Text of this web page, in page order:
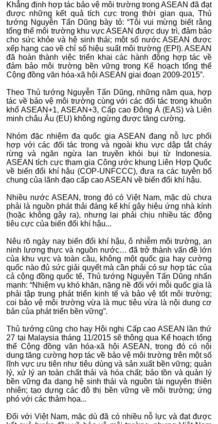
Khẳng định hợp tác bảo vệ môi trường trong ASEAN đã đạt
được những kết quả tích cực trong thời gian qua, Thủ
tướng Nguyễn Tấn Dũng bày tỏ: “Tôi vui mừng biết rằng
tổng thể môi trường khu vực ASEAN được duy trì, đảm bảo
cho sức khỏe và hệ sinh thái; một số nước ASEAN được
xếp hạng cao về chỉ số hiệu suất môi trường (EPI). ASEAN
đã hoàn thành việc triển khai các hành động hợp tác về
đảm bảo môi trường bền vững trong Kế hoạch tổng thể
Cộng đồng văn hóa-xã hội ASEAN giai đoạn 2009-2015”.
Theo Thủ tướng Nguyễn Tấn Dũng, những năm qua, hợp
tác về bảo vệ môi trường cùng với các đối tác trong khuôn
khổ ASEAN+1, ASEAN+3, Cấp cao Đông Á (EAS) và Liên
minh châu Âu (EU) không ngừng được tăng cường.
Nhóm đặc nhiệm đa quốc gia ASEAN đang nỗ lực phối
hợp với các đối tác trong và ngoài khu vực dập tắt cháy
rừng và ngăn ngừa lan truyền khói bụi từ Indonesia.
ASEAN tích cực tham gia Công ước khung Liên Hợp Quốc
về biến đổi khí hậu (COP-UNFCCC), đưa ra các tuyên bố
chung của lãnh đạo cấp cao ASEAN về biến đổi khí hậu.
Nhiều nước ASEAN, trong đó có Việt Nam, mặc dù chưa
phải là nguồn phát thải đáng kể khí gây hiệu ứng nhà kính
(hoặc không gây ra), nhưng lại phải chịu nhiều tác động
tiêu cực của biến đổi khí hậu...
Nêu rõ ngày nay biến đổi khí hậu, ô nhiễm môi trường, an
ninh lương thực và nguồn nước… đã trở thành vấn đề lớn
của khu vực và toàn cầu, không một quốc gia hay cường
quốc nào đủ sức giải quyết mà cần phải có sự hợp tác của
cả cộng đồng quốc tế, Thủ tướng Nguyễn Tấn Dũng nhấn
mạnh: “Nhiệm vụ khó khăn, nặng nề đối với mỗi quốc gia là
phải tập trung phát triển kinh tế và bảo vệ tốt môi trường;
coi bảo vệ môi trường vừa là mục tiêu vừa là nội dung cơ
bản của phát triển bền vững”.
Thủ tướng cũng cho hay Hội nghị Cấp cao ASEAN lần thứ
27 tại Malaysia tháng 11/2015 sẽ thông qua Kế hoạch tổng
thể Cộng đồng văn hóa-xã hội ASEAN, trong đó có nội
dung tăng cường hợp tác về bảo vệ môi trường trên một số
lĩnh vực ưu tiên như tiêu dùng và sản xuất bền vững; quản
lý, xử lý an toàn chất thải và hóa chất; bảo tồn và quản lý
bền vững đa dạng hệ sinh thái và nguồn tài nguyên thiên
nhiên; tạo dựng các đô thị bền vững về môi trường; ứng
phó với các thảm họa...
Đối với Việt Nam, mặc dù đã có nhiều nỗ lực và đạt được